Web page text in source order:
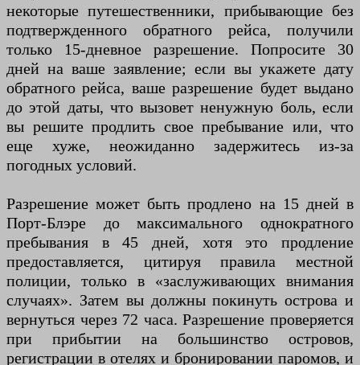
некоторые путешественники, прибывающие без
подтвержденного обратного рейса, получили
только 15-дневное разрешение. Попросите 30
дней на ваше заявление; если вы укажете дату
обратного рейса, ваше разрешение будет выдано
до этой даты, что вызовет ненужную боль, если
вы решите продлить свое пребывание или, что
еще хуже, неожиданно задержитесь из-за
погодных условий.
Разрешение может быть продлено на 15 дней в
Порт-Блэре до максимального однократного
пребывания в 45 дней, хотя это продление
предоставляется, цитируя правила местной
полиции, только в «заслуживающих внимания
случаях». Затем вы должны покинуть острова и
вернуться через 72 часа. Разрешение проверяется
при прибытии на большинство островов,
регистрации в отелях и бронировании паромов, и